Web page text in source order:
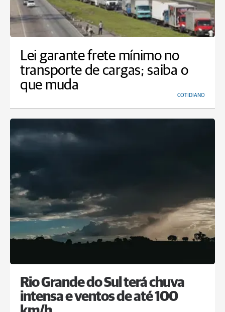
Lei garante frete mínimo no
transporte de cargas; saiba o
que muda
COTIDIANO
Rio Grande do Sul terá chuva
intensa e ventos de até 100